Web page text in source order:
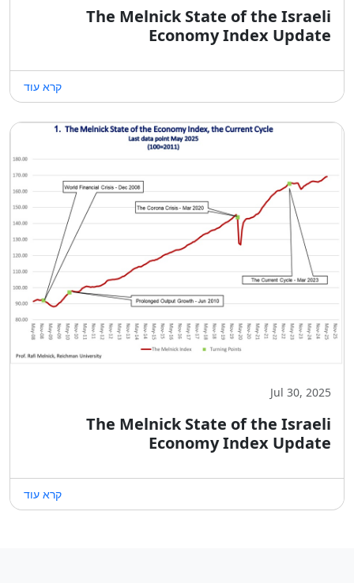
The Melnick State of the Israeli
Economy Index Update
קרא עוד
Jul 30, 2025
The Melnick State of the Israeli
Economy Index Update
קרא עוד